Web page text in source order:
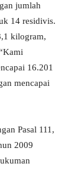
jumlah
14 residivis.
kilogram,
16.201
mencapai
Pasal 111,
2009